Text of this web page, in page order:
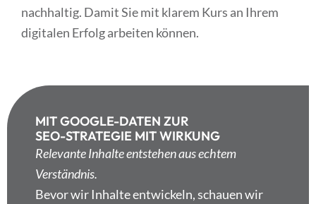
nachhaltig. Damit Sie mit klarem Kurs an Ihrem
digitalen Erfolg arbeiten können.
MIT GOOGLE-DATEN ZUR
SEO-STRATEGIE MIT WIRKUNG
Relevante Inhalte entstehen aus echtem
Verständnis.
Bevor wir Inhalte entwickeln, schauen wir